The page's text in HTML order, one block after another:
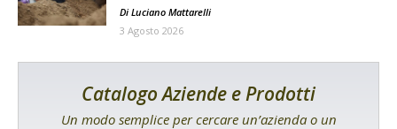
Di Luciano Mattarelli
3 Agosto 2026
Catalogo Aziende e Prodotti
Un modo semplice per cercare un’azienda o un